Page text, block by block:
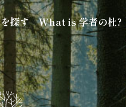
探す What is 学者の杜?